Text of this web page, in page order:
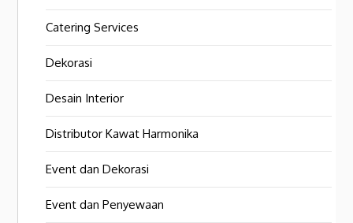
Catering Services
Dekorasi
Desain Interior
Distributor Kawat Harmonika
Event dan Dekorasi
Event dan Penyewaan